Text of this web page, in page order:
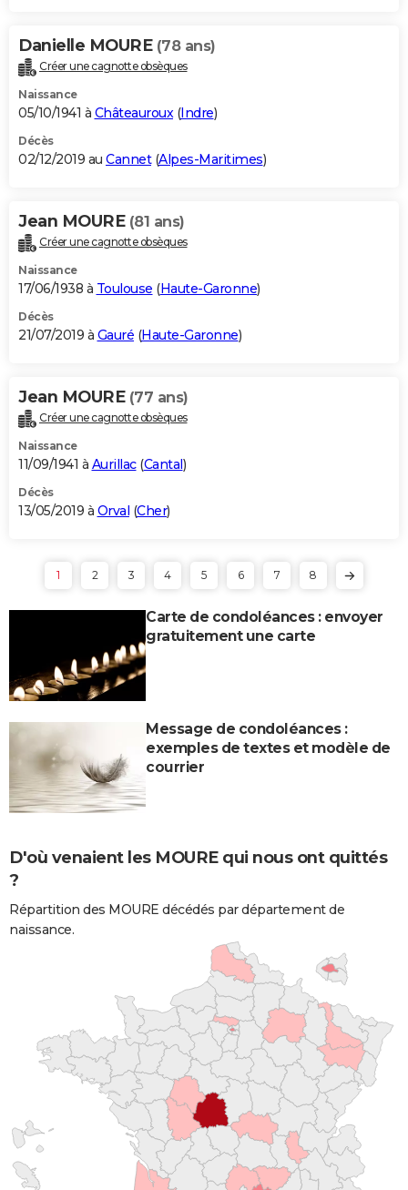
Danielle MOURE (78 ans)
Créer une cagnotte obsèques
Naissance
05/10/1941 à Châteauroux(Indre)
Décès
02/12/2019 au Cannet(Alpes-Maritimes)
Jean MOURE (81 ans)
Créer une cagnotte obsèques
Naissance
17/06/1938 à Toulouse (Haute-Garonne)
Décès
21/07/2019 à Gauré (Haute-Garonne)
Jean MOURE (77 ans)
Créer une cagnotte obsèques
Naissance
11/09/1941 à Aurillac(Cantal)
Décès
13/05/2019 à Orval (Cher)
1 2 3 4 5 6 7 8
Carte de condoléances : envoyer
gratuitement une carte
Message de condoléances :
exemples de textes et modèle de
courrier
D'où venaient les MOURE qui nous ont quittés
?
Répartition des MOURE décédés par département de
naissance.